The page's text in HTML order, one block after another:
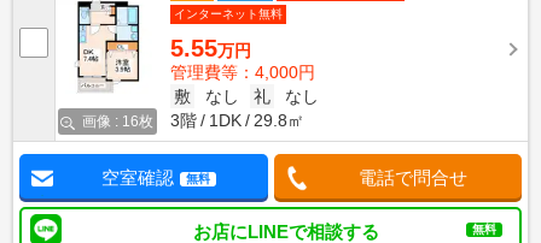
画像 : 16枚
インターネット無料
5.55万円
管理費等：4,000円
敷
なし 礼
なし
3階
1DK 29.8㎡
空室確認 無料 電話で問合せ
お店にLINEで相談する 無料